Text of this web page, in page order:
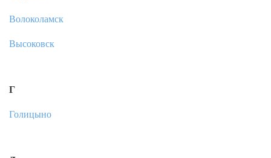
Волоколамск
Высоковск
Г
Голицыно